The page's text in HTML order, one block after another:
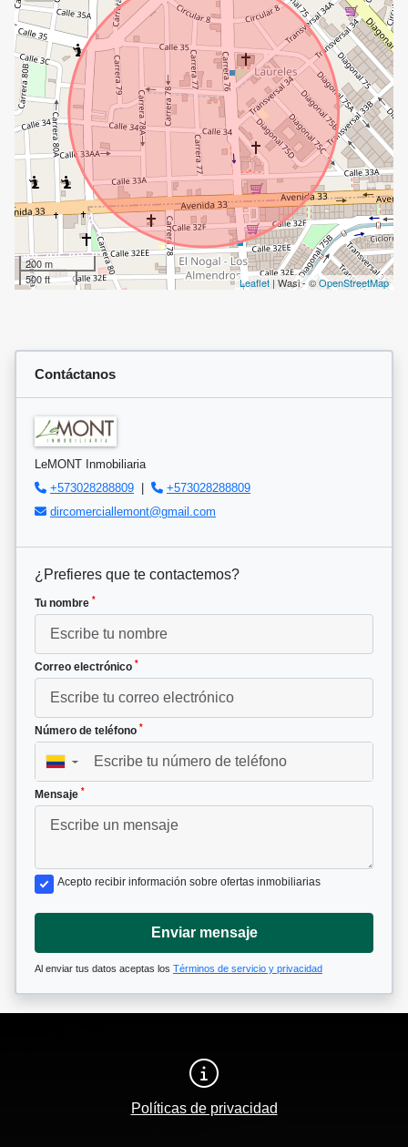
200 m
500 ft
Leaflet | Wasi - ©OpenStreetMap
Contáctanos
LeMONT Inmobiliaria
+573028288809 |
+573028288809
dircomerciallemont@gmail.com
¿Prefieres que te contactemos?
Tu nombre *
Correo electrónico *
Número de teléfono *
▼
Mensaje *
Acepto recibir información sobre ofertas inmobiliarias
Enviar mensaje
Al enviar tus datos aceptas los Términos de servicio y privacidad
Políticas de privacidad